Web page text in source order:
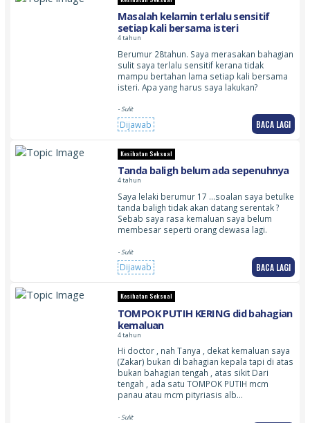
Masalah kelamin terlalu sensitif
setiap kali bersama isteri
4 tahun
Berumur 28tahun. Saya merasakan bahagian
sulit saya terlalu sensitif kerana tidak
mampu bertahan lama setiap kali bersama
isteri. Apa yang harus saya lakukan?
- Sulit
Dijawab BACA LAGI
Kesihatan Seksual
Tanda baligh belum ada sepenuhnya
4 tahun
Saya lelaki berumur 17 …soalan saya betulke
tanda baligh tidak akan datang serentak ?
Sebab saya rasa kemaluan saya belum
membesar seperti orang dewasa lagi.
- Sulit
Dijawab BACA LAGI
Kesihatan Seksual
TOMPOK PUTIH KERING did bahagian
kemaluan
4 tahun
Hi doctor , nah Tanya , dekat kemaluan saya
(Zakar) bukan di bahagian kepala tapi di atas
bukan bahagian tengah , atas sikit Dari
tengah , ada satu TOMPOK PUTIH mcm
panau atau mcm pityriasis alb…
- Sulit